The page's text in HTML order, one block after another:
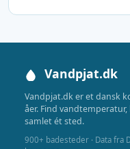
Vandpjat.dk
Vandpjat.dk er et dansk
åer. Find
samlet ét sted.
900+ badesteder · Data fra